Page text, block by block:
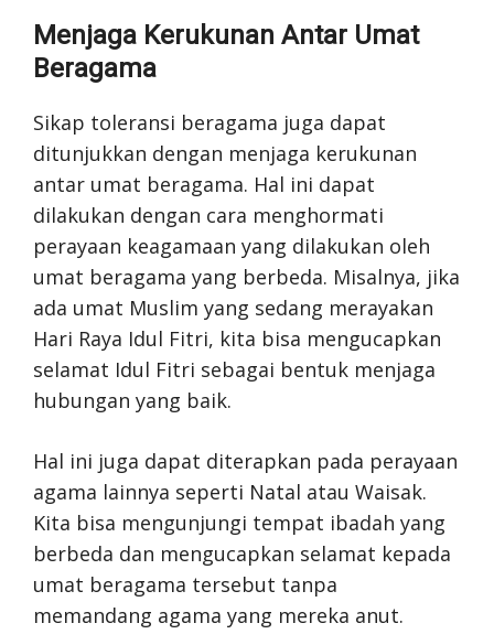
Menjaga Kerukunan Antar Umat
Beragama
Sikap toleransi beragama juga dapat
ditunjukkan dengan menjaga kerukunan
antar umat beragama. Hal ini dapat
dilakukan dengan cara menghormati
perayaan keagamaan yang dilakukan oleh
umat beragama yang berbeda. Misalnya, jika
ada umat Muslim yang sedang merayakan
Hari Raya Idul Fitri, kita bisa mengucapkan
selamat Idul Fitri sebagai bentuk menjaga
hubungan yang baik.
Hal ini juga dapat diterapkan pada perayaan
agama lainnya seperti Natal atau Waisak.
Kita bisa mengunjungi tempat ibadah yang
berbeda dan mengucapkan selamat kepada
umat beragama tersebut tanpa
memandang agama yang mereka anut.